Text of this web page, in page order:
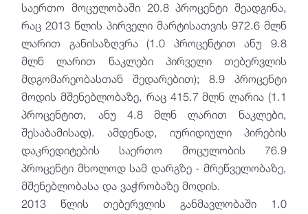
საერთო მოცულობაში 20.8 პროცენტი შეადგინა,
რაც 2013 წლის პირველი მარტისათვის 972.6 მლნ
ლარით განისაზღვრა (1.0 პროცენტით ანუ 9.8
მლნ ლარით ნაკლები პირველი თებერვლის
მდგომარეობასთან შედარებით); 8.9 პროცენტი
მოდის მშენებლობაზე, რაც 415.7 მლნ ლარია (1.1
პროცენტით, ანუ 4.8 მლნ ლარით ნაკლები,
შესაბამისად). ამდენად, იურიდიული პირების
დაკრედიტების საერთო მოცულობის 76.9
პროცენტი მხოლოდ სამ დარგზე - მრეწველობაზე,
მშენებლობასა და ვაჭრობაზე მოდის.
2013 წლის თებერვლის განმავლობაში 1.0